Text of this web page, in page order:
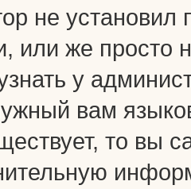
не установил
или же просто
у
вам
то вы